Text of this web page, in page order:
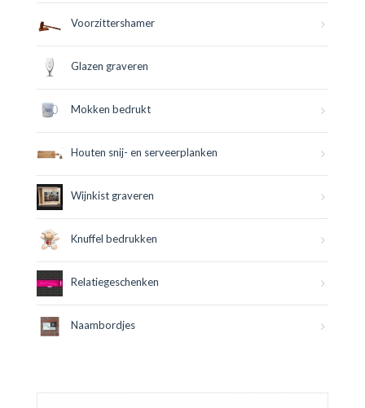
Voorzittershamer
Glazen graveren
Mokken bedrukt
Houten snij- en serveerplanken
Wijnkist graveren
Knuffel bedrukken
Relatiegeschenken
Naambordjes